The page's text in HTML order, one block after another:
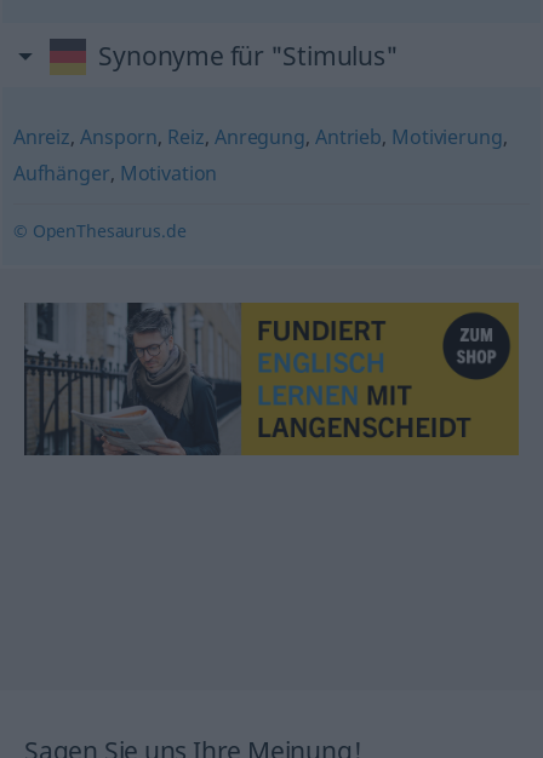
Synonyme für "Stimulus"
Anreiz,Ansporn, Reiz,Anregung,Antrieb, Motivierung,
Aufhänger, Motivation
© OpenThesaurus.de
Sagen Sie uns Ihre Meinung!